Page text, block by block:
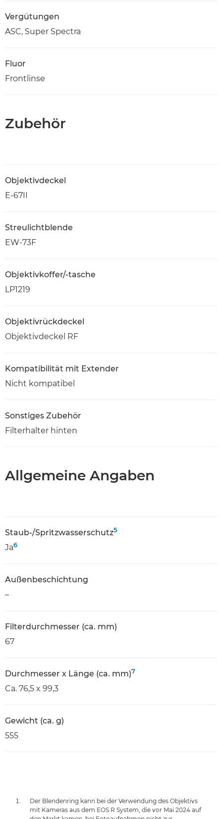
Vergütungen
ASC, Super Spectra
Fluor
Frontlinse
Zubehör
Objektivdeckel
E-67II
Streulichtblende
EW-73F
Objektivkoffer/-tasche
LP1219
Objektivrückdeckel
Objektivdeckel RF
Kompatibilität mit Extender
Nicht kompatibel
Sonstiges Zubehör
Filterhalter hinten
Allgemeine Angaben
Staub-/Spritzwasserschutz5
Ja6
Außenbeschichtung
–
Filterdurchmesser (ca. mm)
67
Durchmesser x Länge (ca. mm)7
Ca. 76,5 x 99,3
Gewicht (ca. g)
555
Der Blendenring kann bei der Verwendung des Objektivs
mit Kameras aus dem EOS R System, die vor Mai 2024 auf